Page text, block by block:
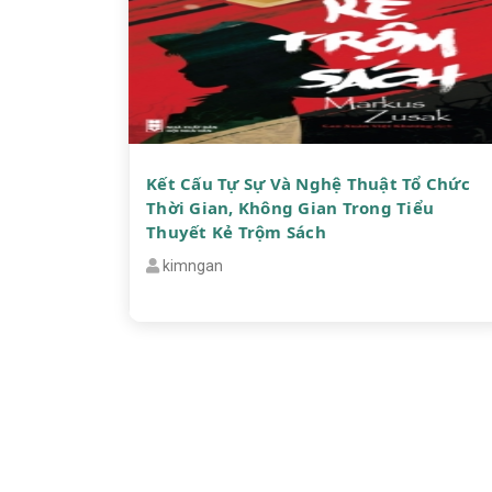
Kết Cấu Tự Sự Và Nghệ Thuật Tổ Chức
Thời Gian, Không Gian Trong Tiểu
Thuyết Kẻ Trộm Sách
kimngan